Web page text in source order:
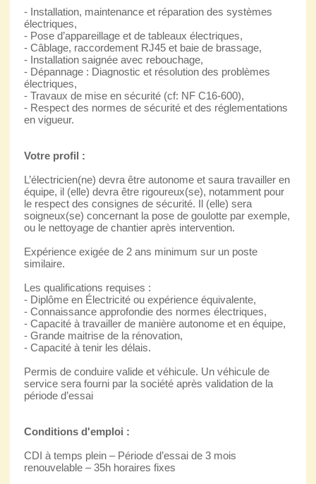
- Installation, maintenance et réparation des systèmes
électriques,
- Pose d’appareillage et de tableaux électriques,
- Câblage, raccordement RJ45 et baie de brassage,
- Installation saignée avec rebouchage,
- Dépannage : Diagnostic et résolution des problèmes
électriques,
- Travaux de mise en sécurité (cf: NF C16-600),
- Respect des normes de sécurité et des réglementations
en vigueur.
Votre profil :
L’électricien(ne) devra être autonome et saura travailler en
équipe, il (elle) devra être rigoureux(se), notamment pour
le respect des consignes de sécurité. Il (elle) sera
soigneux(se) concernant la pose de goulotte par exemple,
ou le nettoyage de chantier après intervention.
Expérience exigée de 2 ans minimum sur un poste
similaire.
Les qualifications requises :
- Diplôme en Électricité ou expérience équivalente,
- Connaissance approfondie des normes électriques,
- Capacité à travailler de manière autonome et en équipe,
- Grande maitrise de la rénovation,
- Capacité à tenir les délais.
Permis de conduire valide et véhicule. Un véhicule de
service sera fourni par la société après validation de la
période d’essai
Conditions d'emploi :
CDI à temps plein – Période d’essai de 3 mois
renouvelable – 35h horaires fixes